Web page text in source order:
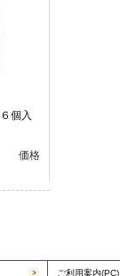
個入
価格
ご利用案内(PC)